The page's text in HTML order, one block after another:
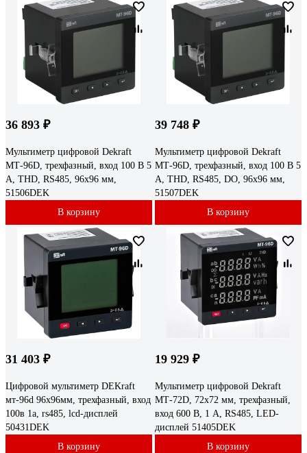
36 893 ₽
Мультиметр цифровой Dekraft
МТ-96D, трехфазный, вход 100 В 5
А, THD, RS485, 96х96 мм,
51506DEK
В корзину
39 748 ₽
Мультиметр цифровой Dekraft
МТ-96D, трехфазный, вход 100 В 5
А, THD, RS485, DO, 96х96 мм,
51507DEK
В корзину
31 403 ₽
Цифровой мультиметр DEKraft
мт-96d 96x96мм, трехфазный, вход
100в 1а, rs485, lcd-дисплей
50431DEK
В корзину
19 929 ₽
Мультиметр цифровой Dekraft
МТ-72D, 72x72 мм, трехфазный,
вход 600 В, 1 А, RS485, LED-
дисплей 51405DEK
В корзину